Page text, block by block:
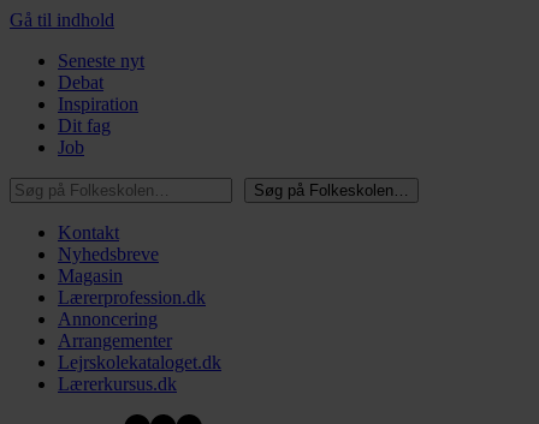
Gå til indhold
Seneste nyt
Debat
Inspiration
Dit fag
Job
Søg på Folkeskolen…
Søg på Folkeskolen…
Kontakt
Nyhedsbreve
Magasin
Lærerprofession.dk
Annoncering
Arrangementer
Lejrskolekataloget.dk
Lærerkursus.dk